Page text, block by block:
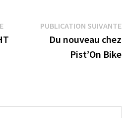
Publication
précédente :
PUBLICATION SUIVANTE
Du nouveau chez
Pist’On Bike